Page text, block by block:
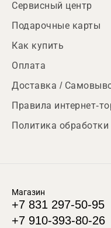
Сервисный центр
Подарочные карты
Как купить
Оплата
Доставка /
Правила интернет-
Политика
Магазин
+7 831 297-50-95
+7 910-393-80-26